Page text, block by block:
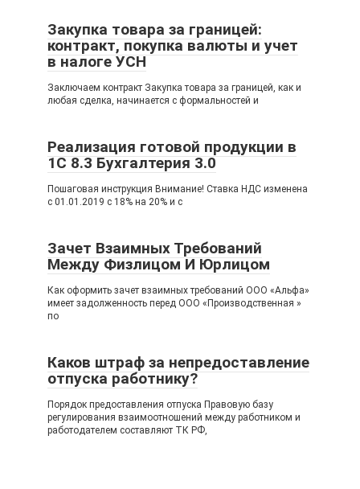
Закупка товара за границей:
контракт, покупка валюты и учет
в налоге УСН
Заключаем контракт Закупка товара за границей, как и
любая сделка, начинается с формальностей и
Реализация готовой продукции в
1С 8.3 Бухгалтерия 3.0
Пошаговая инструкция Внимание! Ставка НДС изменена
с 01.01.2019 с 18% на 20% и с
Зачет Взаимных Требований
Между Физлицом И Юрлицом
Как оформить зачет взаимных требований ООО «Альфа»
имеет задолженность перед ООО «Производственная »
по
Каков штраф за непредоставление
отпуска работнику?
Порядок предоставления отпуска Правовую базу
регулирования взаимоотношений между работником и
работодателем составляют ТК РФ,